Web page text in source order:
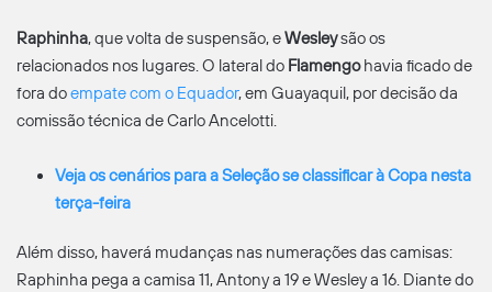
Raphinha, que volta de suspensão, eWesleysão os
relacionados nos lugares. O lateral do Flamengohavia ficado de
fora doempate com o Equador, em Guayaquil, por decisão da
comissão técnica de Carlo Ancelotti.
Veja os cenários para a Seleção se classificar à Copa nesta
terça-feira
Além disso, haverá mudanças nas numerações das camisas:
Raphinha pega a camisa 11, Antony a 19 e Wesley a 16. Diante do